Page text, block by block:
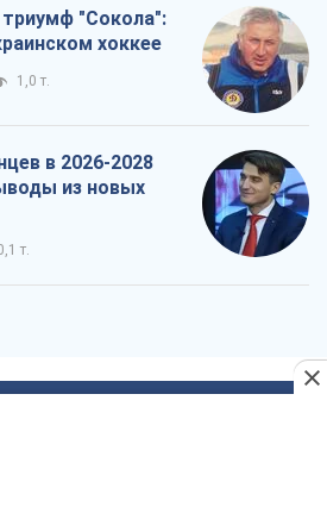
"Сокола":
хоккее
1,0 т.
в 2026-2028
из новых
т.